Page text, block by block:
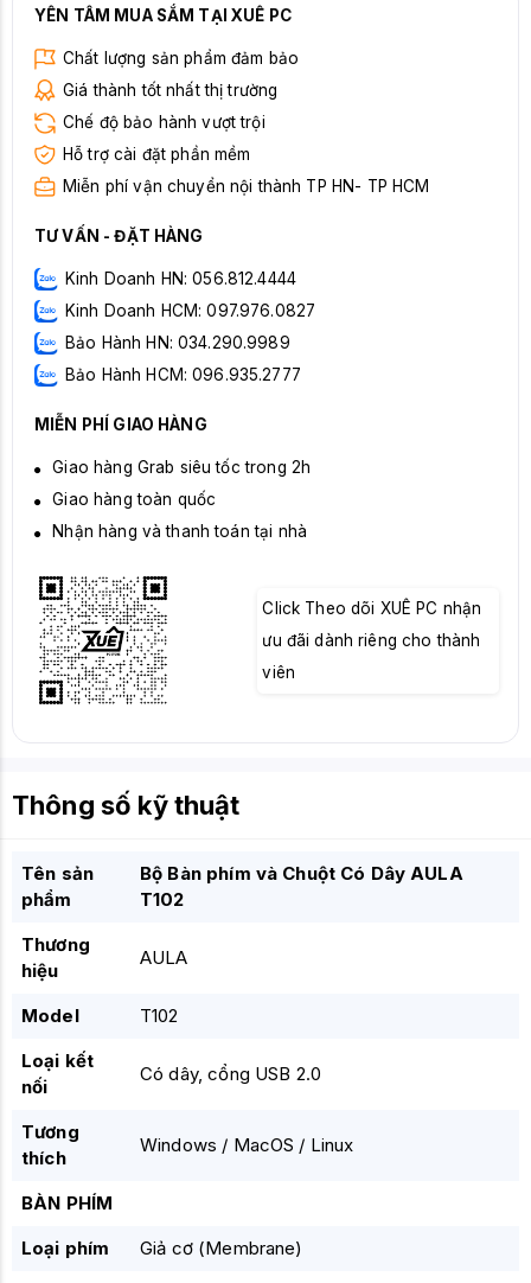
YÊN TÂM MUA SẮM TẠI XUÊ PC
Chất lượng sản phẩm đảm bảo
Giá thành tốt nhất thị trường
Chế độ bảo hành vượt trội
Hỗ trợ cài đặt phần mềm
Miễn phí vận chuyển nội thành TP HN- TP HCM
TƯ VẤN - ĐẶT HÀNG
Kinh Doanh HN: 056.812.4444
Kinh Doanh HCM: 097.976.0827
Bảo Hành HN: 034.290.9989
Bảo Hành HCM: 096.935.2777
MIỄN PHÍ GIAO HÀNG
Giao hàng Grab siêu tốc trong 2h
Giao hàng toàn quốc
Nhận hàng và thanh toán tại nhà
Click Theo dõi XUÊ PC nhận
ưu đãi dành riêng cho thành
viên
Thông số kỹ thuật
Tên sản
phẩm
Bộ Bàn phím và Chuột Có Dây AULA
T102
Thương
hiệu
AULA
Model
T102
Loại kết
nối
Có dây, cổng USB 2.0
Tương
thích
Windows / MacOS / Linux
BÀN PHÍM
Loại phím
Giả cơ (Membrane)